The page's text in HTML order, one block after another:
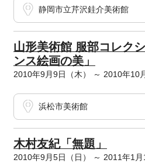
静岡市立芹沢銈介美術館
山形美術館 服部コレク
ンス絵画の美」
2010年9月9日（木） ～ 2010年10
浜松市美術館
木村友紀「無題」
2010年9月5日（日） ～ 2011年1月